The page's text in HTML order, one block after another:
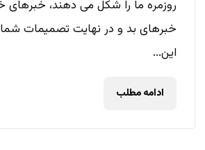
روزمره ما را شکل می دهند، خبرهای
خبرهای بد و در نهایت تصمیمات
این...
ادامه مطلب